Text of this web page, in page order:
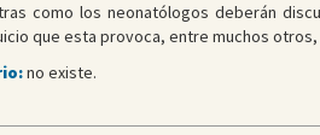
como los neonatólogos deberán
que esta provoca, entre muchos
no existe.